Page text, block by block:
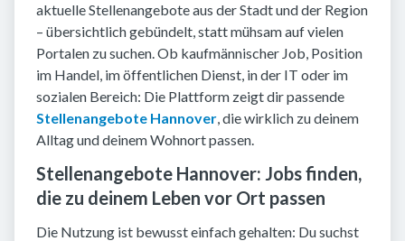
aktuelle Stellenangebote aus der Stadt und der Region
– übersichtlich gebündelt, statt mühsam auf vielen
Portalen zu suchen. Ob kaufmännischer Job, Position
im Handel, im öffentlichen Dienst, in der IT oder im
sozialen Bereich: Die Plattform zeigt dir passende
Stellenangebote Hannover, die wirklich zu deinem
Alltag und deinem Wohnort passen.
Stellenangebote Hannover: Jobs finden,
die zu deinem Leben vor Ort passen
Die Nutzung ist bewusst einfach gehalten: Du suchst